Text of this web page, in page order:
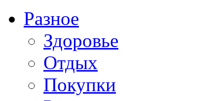
Разное
Здоровье
Отдых
Покупки